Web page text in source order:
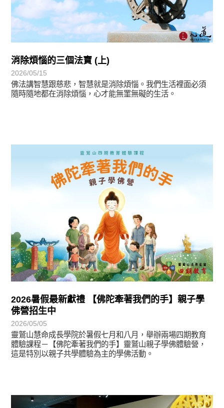
消除煩惱的三個法寶 (上)
2026/05/15
佛法講智慧跟慈悲，智慧就是消除煩惱。我們生活裡面必須
隨時隨地都在消除煩惱，心才能無罣無礙的生活。
2026暑假最新獻禮 【佛陀牽著我們的手】親子學
佛營招生中
2026/05/05
靈鷲山慧命成長學院於暑假七月和八月，舉辦兩場四期教育
體驗課程－【佛陀牽著我們的手】靈鷲山親子學佛體驗營，
這是特別以親子共學體驗為主的學佛活動。
學習分享